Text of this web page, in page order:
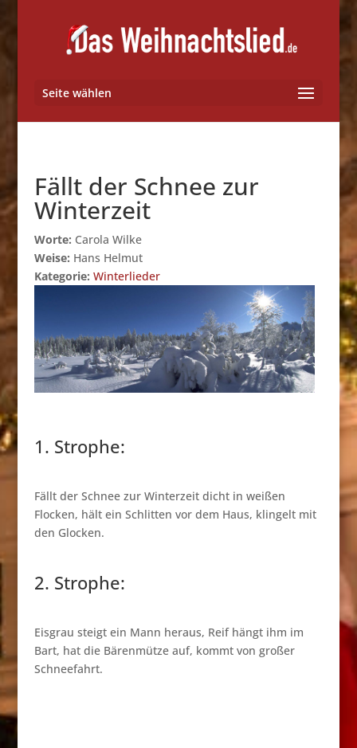
Seite wählen
Fällt der Schnee zur
Winterzeit
Worte: Carola Wilke
Weise: Hans Helmut
Kategorie: Winterlieder
1. Strophe:
Fällt der Schnee zur Winterzeit dicht in weißen
Flocken, hält ein Schlitten vor dem Haus, klingelt mit
den Glocken.
2. Strophe:
Eisgrau steigt ein Mann heraus, Reif hängt ihm im
Bart, hat die Bärenmütze auf, kommt von großer
Schneefahrt.